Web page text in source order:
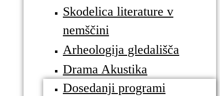
Skodelica literature v
nemščini
Arheologija gledališča
Drama Akustika
Dosedanji programi